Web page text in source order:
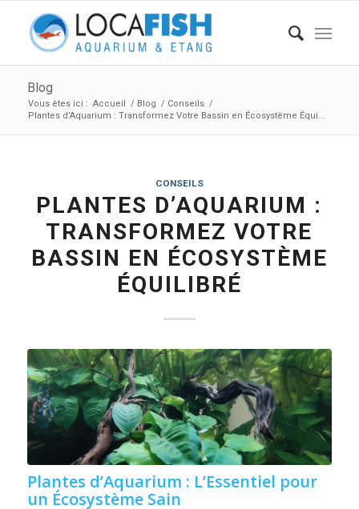
Blog
Vous êtes ici : Accueil / Blog / Conseils /
Plantes d’Aquarium : Transformez Votre Bassin en Écosystème Équi...
CONSEILS
PLANTES D’AQUARIUM :
TRANSFORMEZ VOTRE
BASSIN EN ÉCOSYSTÈME
ÉQUILIBRÉ
Plantes d’Aquarium : L’Essentiel pour
un Écosystème Sain